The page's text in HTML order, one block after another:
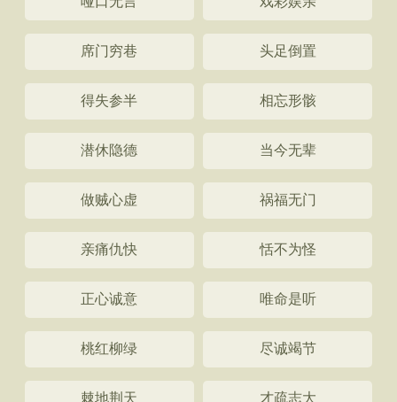
席门穷巷 头足倒置
得失参半 相忘形骸
潜休隐德 当今无辈
做贼心虚 祸福无门
亲痛仇快 恬不为怪
正心诚意 唯命是听
桃红柳绿 尽诚竭节
棘地荆天 才疏志大